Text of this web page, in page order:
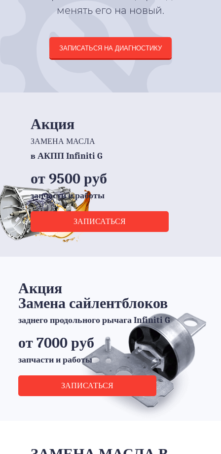
Наши мастера проводят диагностику и
программного обеспечения и
инструментов,
неисправный элемент, прежде чем
Акция
ЗАМЕНА МАСЛА
запчасти и работы
ЗАПИСАТЬСЯ
Акция
Замена сайлентблоков